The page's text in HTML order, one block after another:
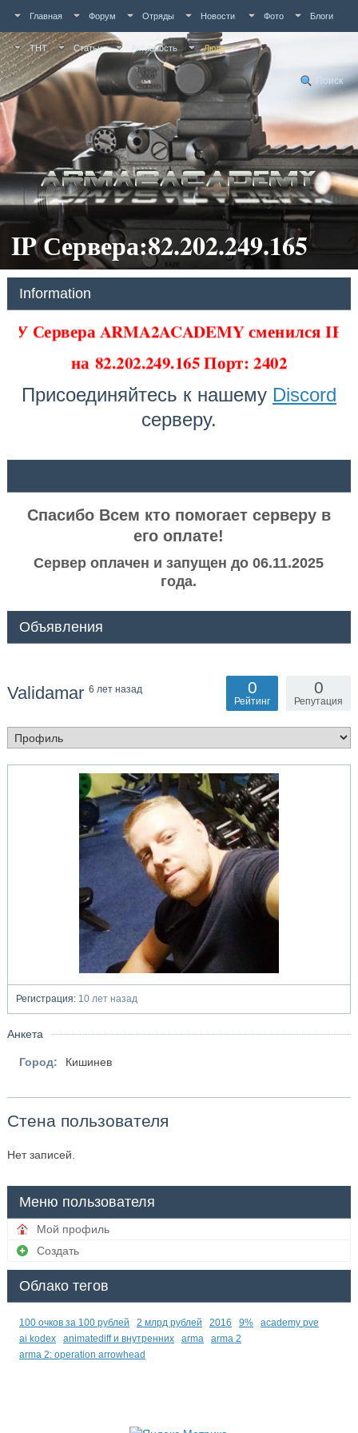
Главная Форум Отряды Новости Фото Блоги
ТНТ Статьи Активность Люди
Поиск
IP Сервера:82.202.249.165
Information
У Сервера ARMA2ACADEMY сменился IP
на82.202.249.165 Порт: 2402
Присоединяйтесь к нашему Discord
серверу.
Спасибо Всем кто помогает серверу в
его оплате!
Сервер оплачен и запущен до 06.11.2025
года.
Объявления
Validamar 6 лет назад 0
Репутация
0
Рейтинг
Регистрация:10 лет назад
Анкета
Город: Кишинев
Стена пользователя
Нет записей.
Меню пользователя
Мой профиль
Создать
Облако тегов
100 очков за 100 рублей 2 млрд рублей 2016 9%
academy pve
ai kodex
animatediff и внутренних arma
arma 2
arma 2: operation arrowhead